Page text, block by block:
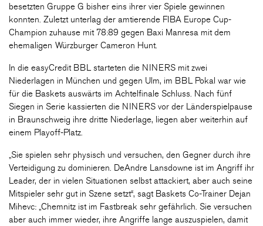
besetzten Gruppe G bisher eins ihrer vier Spiele gewinnen
konnten. Zuletzt unterlag der amtierende FIBA Europe Cup-
Champion zuhause mit 78:89 gegen Baxi Manresa mit dem
ehemaligen Würzburger Cameron Hunt.
In die easyCredit BBL starteten die NINERS mit zwei
Niederlagen in München und gegen Ulm, im BBL Pokal war wie
für die Baskets auswärts im Achtelfinale Schluss. Nach fünf
Siegen in Serie kassierten die NINERS vor der Länderspielpause
in Braunschweig ihre dritte Niederlage, liegen aber weiterhin auf
einem Playoff-Platz.
„Sie spielen sehr physisch und versuchen, den Gegner durch ihre
Verteidigung zu dominieren. DeAndre Lansdowne ist im Angriff ihr
Leader, der in vielen Situationen selbst attackiert, aber auch seine
Mitspieler sehr gut in Szene setzt“, sagt Baskets Co-Trainer Dejan
Mihevc: „Chemnitz ist im Fastbreak sehr gefährlich. Sie versuchen
aber auch immer wieder, ihre Angriffe lange auszuspielen, damit